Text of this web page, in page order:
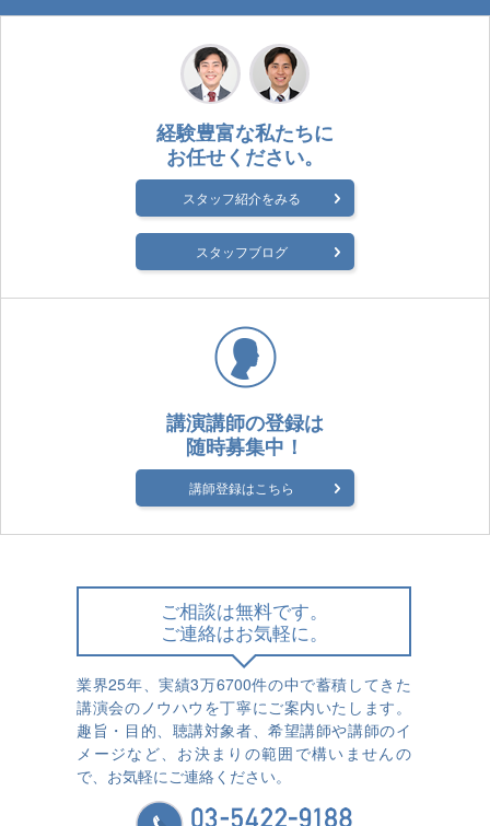
経験豊富な私たちに
お任せください。
スタッフ紹介をみる
スタッフブログ
講演講師の登録は
随時募集中！
講師登録はこちら
ご相談は無料です。
ご連絡はお気軽に。
業界25年、実績3万6700件の中で蓄積してきた
講演会のノウハウを丁寧にご案内いたします。
趣旨・目的、聴講対象者、希望講師や講師のイ
メージなど、お決まりの範囲で構いませんの
で、お気軽にご連絡ください。